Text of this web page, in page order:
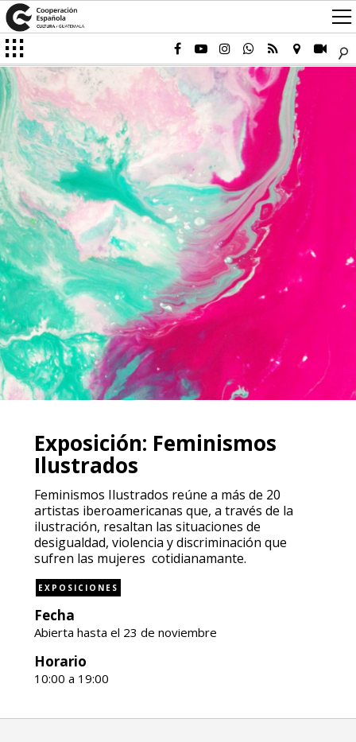
Exposición: Feminismos
Ilustrados
Feminismos Ilustrados reúne a más de 20
artistas iberoamericanas que, a través de la
ilustración, resaltan las situaciones de
desigualdad, violencia y discriminación que
sufren las mujeres cotidianamante.
EXPOSICIONES
Fecha
Abierta hasta el 23 de noviembre
Horario
10:00 a 19:00